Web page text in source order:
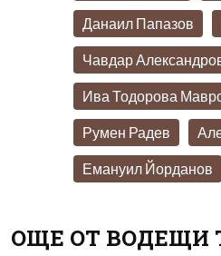
Данаил Папазов
Чавдар
Ива Тодорова
Румен Радев
Емануил Йорданов
ОЩЕ ОТ ВОДЕЩИ